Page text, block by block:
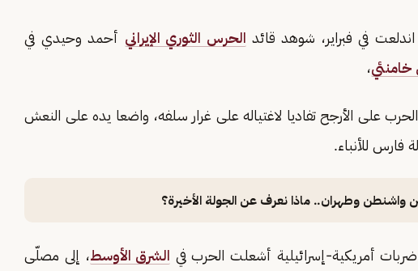
في فبراير، شوهد قائد الحرس الثوري الإيراني أحمد وحيدي في
خامنئي،
على الأرجح تفاديا لاغتياله على غرار سلفه، واضعا يده على النعش
فارس للأنباء.
واشنطن وطهران.. ماذا نعرف عن الجولة الأخيرة؟
أمريكية-إسرائيلية أشعلت الحرب في الشرق الأوسط، إلى مصلّى